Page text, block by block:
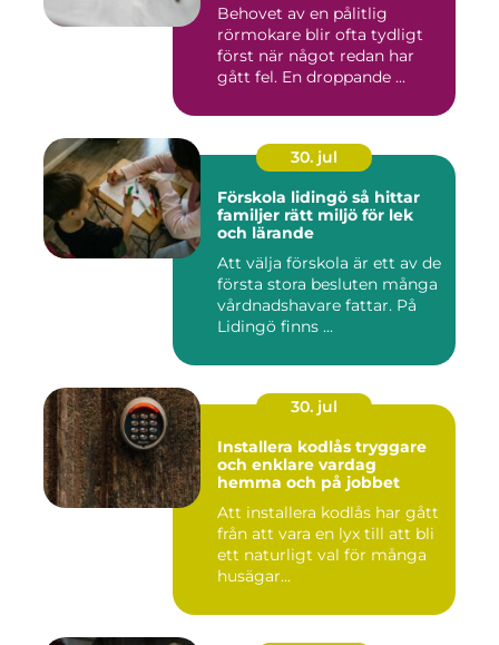
Behovet av en pålitlig
rörmokare blir ofta tydligt
först när något redan har
gått fel. En droppande ...
30. jul
Förskola lidingö så hittar
familjer rätt miljö för lek
och lärande
Att välja förskola är ett av de
första stora besluten många
vårdnadshavare fattar. På
Lidingö finns ...
30. jul
Installera kodlås tryggare
och enklare vardag
hemma och på jobbet
Att installera kodlås har gått
från att vara en lyx till att bli
ett naturligt val för många
husägar...